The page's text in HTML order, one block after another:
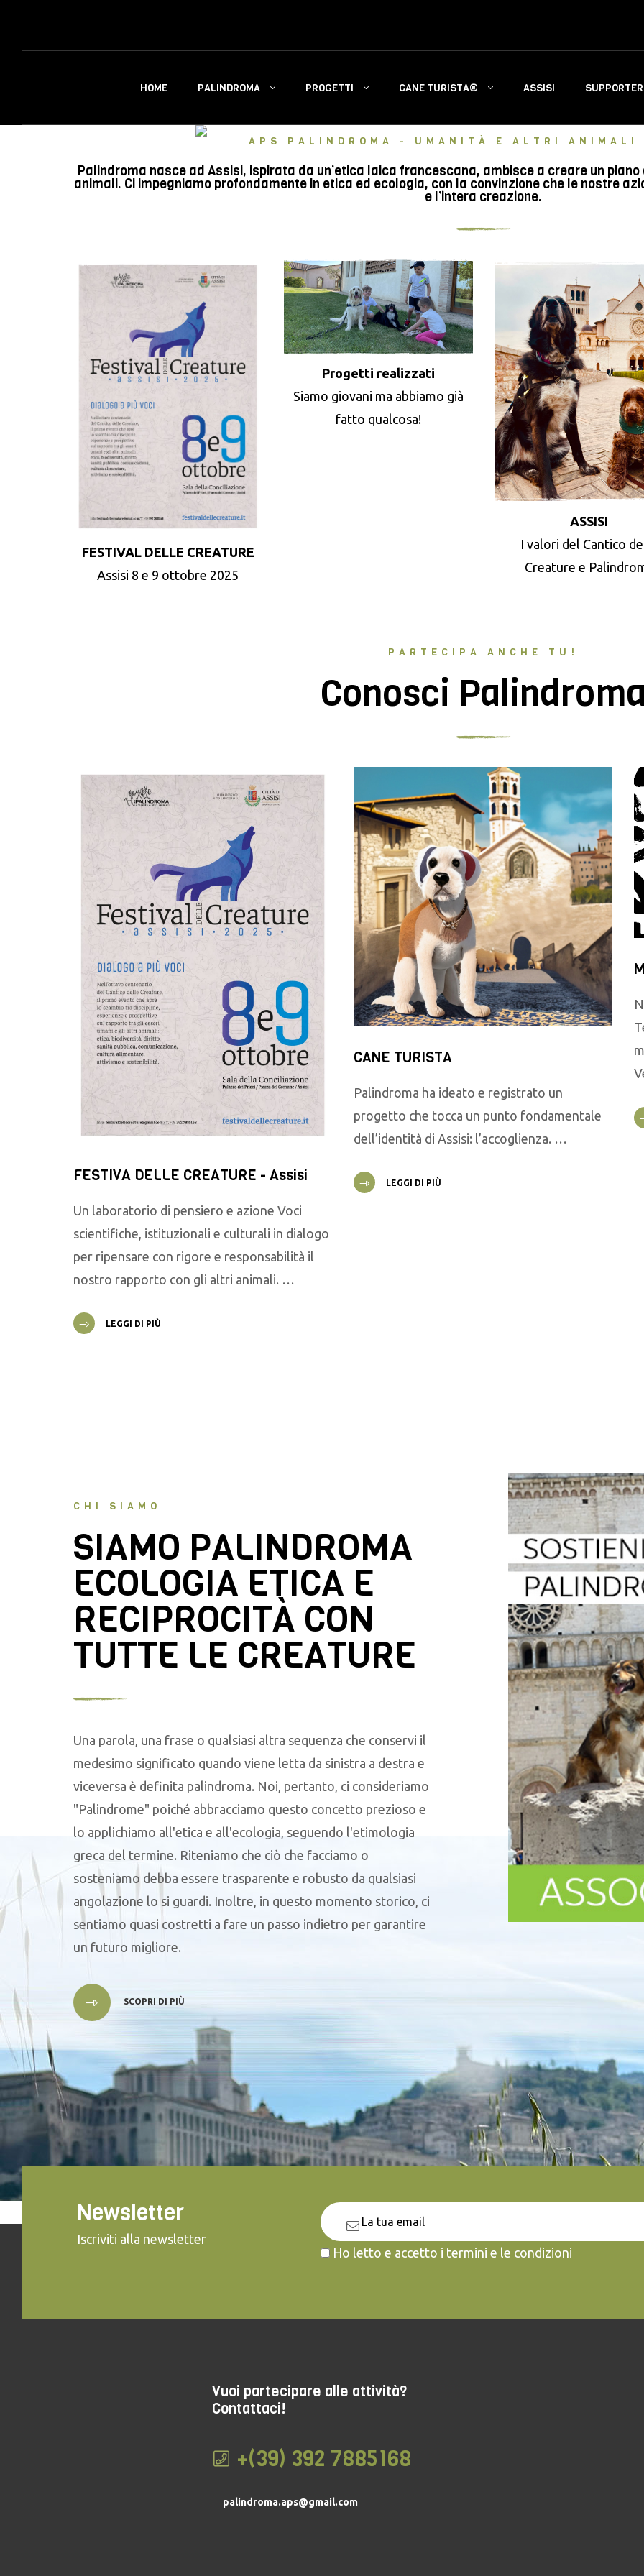
HOME PALINDROMA PROGETTI CANE TURISTA® ASSISI
APS PALINDROMA - UMANITÀ E ALTRI
Palindroma nasce ad Assisi, ispirata da un’etica laica francescana, ambisce a creare un
animali. Ci impegniamo profondamente in etica ed ecologia, con la convinzione che le nostre
e l’intera creazione.
FESTIVAL DELLE CREATURE
Assisi 8 e 9 ottobre 2025
Progetti realizzati
Siamo giovani ma abbiamo già
fatto qualcosa!
ASSISI
I valori del Cantico
Creature e
PARTECIPA ANCHE TU!
Conosci
FESTIVA DELLE CREATURE - Assisi
Un laboratorio di pensiero e azione Voci
scientifiche, istituzionali e culturali in dialogo
per ripensare con rigore e responsabilità il
nostro rapporto con gli altri animali. …
LEGGI DI PIÙ
CANE TURISTA
Palindroma ha ideato e registrato un
progetto che tocca un punto fondamentale
dell’identità di Assisi: l’accoglienza. …
LEGGI DI PIÙ
CHI SIAMO
SIAMO PALINDROMA
ECOLOGIA ETICA E
RECIPROCITÀ CON
TUTTE LE CREATURE
Una parola, una frase o qualsiasi altra sequenza che conservi il
medesimo significato quando viene letta da sinistra a destra e
viceversa è definita palindroma. Noi, pertanto, ci consideriamo
"Palindrome" poiché abbracciamo questo concetto prezioso e
lo applichiamo all'etica e all'ecologia, seguendo l'etimologia
greca del termine. Riteniamo che ciò che facciamo o
sosteniamo debba essere trasparente e robusto da qualsiasi
angolazione lo si guardi. Inoltre, in questo momento storico, ci
sentiamo quasi costretti a fare un passo indietro per garantire
un futuro migliore.
SCOPRI DI PIÙ
Newsletter
Iscriviti alla newsletter
Ho letto e accetto i termini e le condizioni
Vuoi partecipare alle attività?
Contattaci!
+(39) 392 7885168
palindroma.aps@gmail.com